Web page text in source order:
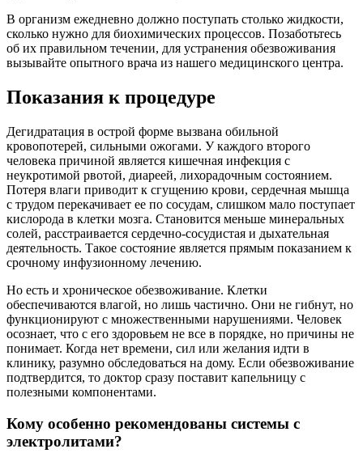
В организм ежедневно должно поступать столько жидкости,
сколько нужно для биохимических процессов. Позаботьтесь
об их правильном течении, для устранения обезвоживания
вызывайте опытного врача из нашего медицинского центра.
Показания к процедуре
Дегидратация в острой форме вызвана обильной
кровопотерей, сильными ожогами. У каждого второго
человека причиной является кишечная инфекция с
неукротимой рвотой, диареей, лихорадочным состоянием.
Потеря влаги приводит к сгущению крови, сердечная мышца
с трудом перекачивает ее по сосудам, слишком мало поступает
кислорода в клетки мозга. Становится меньше минеральных
солей, расстраивается сердечно-сосудистая и дыхательная
деятельность. Такое состояние является прямым показанием к
срочному инфузионному лечению.
Но есть и хроническое обезвоживание. Клетки
обеспечиваются влагой, но лишь частично. Они не гибнут, но
функционируют с множественными нарушениями. Человек
осознает, что с его здоровьем не все в порядке, но причины не
понимает. Когда нет времени, сил или желания идти в
клинику, разумно обследоваться на дому. Если обезвоживание
подтвердится, то доктор сразу поставит капельницу с
полезными компонентами.
Кому особенно рекомендованы системы с
электролитами?